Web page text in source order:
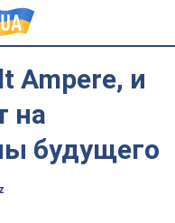
Ampere, и
на
будущего